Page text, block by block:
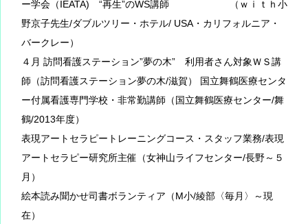
ー学会（IEATA) “再生”のWS講師 （ｗｉｔｈ小
野京子先生/ダブルツリー・ホテル/ USA・カリフォルニア・
バークレー）
４月 訪問看護ステーション”夢の木” 利用者さん対象ＷＳ講
師（訪問看護ステーション夢の木/滋賀） 国立舞鶴医療センタ
ー付属看護専門学校・非常勤講師（国立舞鶴医療センター/舞
鶴/2013年度）
表現アートセラピートレーニングコース・スタッフ業務/表現
アートセラピー研究所主催（女神山ライフセンター/長野～５
月）
絵本読み聞かせ司書ボランティア（M小/綾部〈毎月〉～現
在）